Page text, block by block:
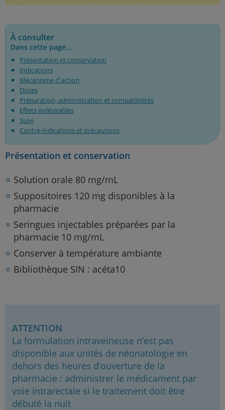
À consulter
Dans cette page...
Présentation et conservation
Indications
Mécanisme d'action
Doses
Préparation, administration et compatibilités
Effets indésirables
Suivi
Contre-indications et précautions
Présentation et conservation
Solution orale 80 mg/mL
Suppositoires 120 mg disponibles à la
pharmacie
Seringues injectables préparées par la
pharmacie 10 mg/mL
Conserver à température ambiante
Bibliothèque SIN : acéta10
ATTENTION
La formulation intraveineuse n’est pas
disponible aux unités de néonatologie en
dehors des heures d’ouverture de la
pharmacie : administrer le médicament par
voie intrarectale si le traitement doit être
débuté la nuit